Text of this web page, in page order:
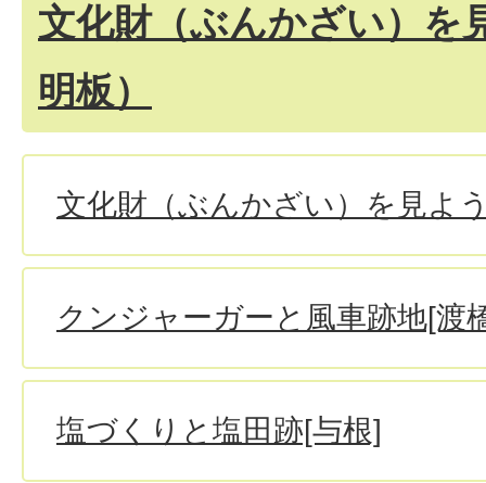
文化財（ぶんかざい）を
明板）
文化財（ぶんかざい）を見よ
クンジャーガーと風車跡地[渡
塩づくりと塩田跡[与根]